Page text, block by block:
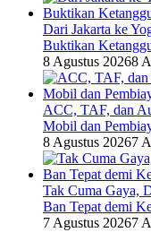
Dari Jakarta ke
Buktikan
8 Agustus 20268
ACC, TAF, dan
Mobil dan
8 Agustus 20267
Tak Cuma Gaya,
Ban Tepat demi
7 Agustus 20267